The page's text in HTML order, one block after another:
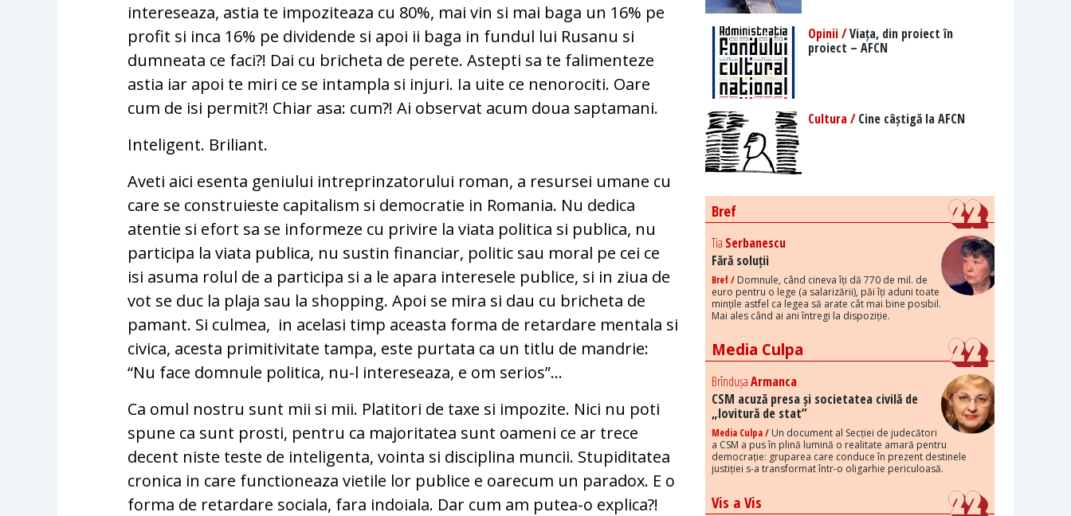
intereseaza, astia te impoziteaza cu 80%, mai vin si mai baga un 16% pe
profit si inca 16% pe dividende si apoi ii baga in fundul lui Rusanu si
dumneata ce faci?! Dai cu bricheta de perete. Astepti sa te falimenteze
astia iar apoi te miri ce se intampla si injuri. Ia uite ce nenorociti. Oare
cum de isi permit?! Chiar asa: cum?! Ai observat acum doua saptamani.
Inteligent. Briliant.
Aveti aici esenta geniului intreprinzatorului roman, a resursei umane cu
care se construieste capitalism si democratie in Romania. Nu dedica
atentie si efort sa se informeze cu privire la viata politica si publica, nu
participa la viata publica, nu sustin financiar, politic sau moral pe cei ce
isi asuma rolul de a participa si a le apara interesele publice, si in ziua de
vot se duc la plaja sau la shopping. Apoi se mira si dau cu bricheta de
pamant. Si culmea, in acelasi timp aceasta forma de retardare mentala si
civica, acesta primitivitate tampa, este purtata ca un titlu de mandrie:
“Nu face domnule politica, nu-l intereseaza, e om serios”…
Ca omul nostru sunt mii si mii. Platitori de taxe si impozite. Nici nu poti
spune ca sunt prosti, pentru ca majoritatea sunt oameni ce ar trece
decent niste teste de inteligenta, vointa si disciplina muncii. Stupiditatea
cronica in care functioneaza vietile lor publice e oarecum un paradox. E o
forma de retardare sociala, fara indoiala. Dar cum am putea-o explica?!
Opinii /Viața, din proiect în
proiect – AFCN
Cultura /Cine câștigă la AFCN
Bref
Tia Serbanescu
Fără soluții
Bref / Domnule, când cineva îți dă 770 de mil. de
euro pentru o lege (a salarizării), păi îți aduni toate
mințile astfel ca legea să arate cât mai bine posibil.
Mai ales când ai ani întregi la dispoziție.
Media Culpa
BrîndușaArmanca
CSM acuză presa și societatea civilă de
„lovitură de stat”
Media Culpa / Un document al Secției de judecători
a CSM a pus în plină lumină o realitate amară pentru
democrație: gruparea care conduce în prezent destinele
justiției s-a transformat într-o oligarhie periculoasă.
Vis a Vis